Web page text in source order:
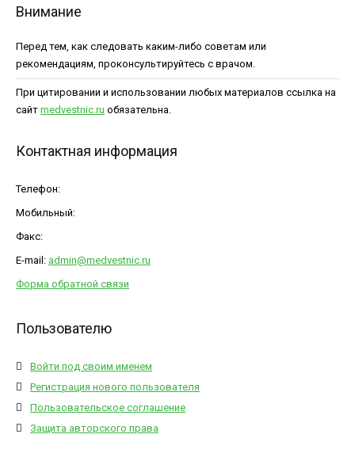
Внимание
Перед тем, как следовать каким-либо советам или
рекомендациям, проконсультируйтесь с врачом.
При цитировании и использовании любых материалов ссылка на
сайт medvestnic.ru обязательна.
Контактная информация
Телефон:
Мобильный:
Факс:
E-mail: admin@medvestnic.ru
Форма обратной связи
Пользователю
Войти под своим именем
Регистрация нового пользователя
Пользовательское соглашение
Защита авторского права